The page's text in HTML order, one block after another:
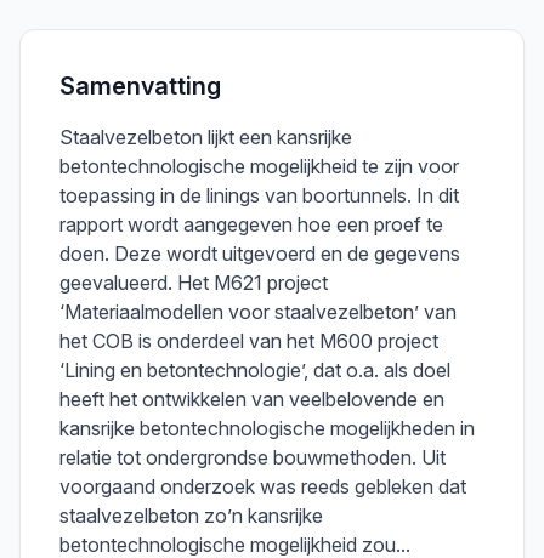
Samenvatting
Staalvezelbeton lijkt een kansrijke
betontechnologische mogelijkheid te zijn voor
toepassing in de linings van boortunnels. In dit
rapport wordt aangegeven hoe een proef te
doen. Deze wordt uitgevoerd en de gegevens
geevalueerd. Het M621 project
‘Materiaalmodellen voor staalvezelbeton’ van
het COB is onderdeel van het M600 project
‘Lining en betontechnologie’, dat o.a. als doel
heeft het ontwikkelen van veelbelovende en
kansrijke betontechnologische mogelijkheden in
relatie tot ondergrondse bouwmethoden. Uit
voorgaand onderzoek was reeds gebleken dat
staalvezelbeton zo’n kansrijke
betontechnologische mogelijkheid zou...